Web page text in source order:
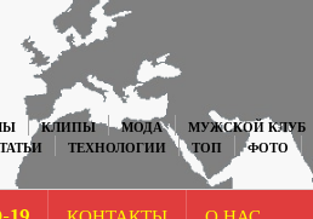
КЛИПЫ МОДА МУЖСКОЙ КЛУБ
ТЕХНОЛОГИИ ТОП ФОТО